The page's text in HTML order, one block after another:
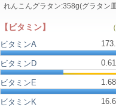
れんこんグラタン:358g(グラタン
【ビタミン】
ビタミンA
ビタミンD
ビタミンE
ビタミンK